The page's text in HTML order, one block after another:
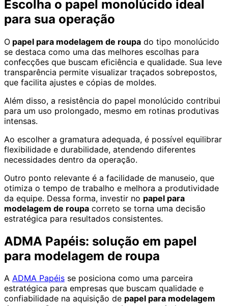
Escolha o papel monolúcido ideal
para sua operação
O papel para modelagem de roupa do tipo monolúcido
se destaca como uma das melhores escolhas para
confecções que buscam eficiência e qualidade. Sua leve
transparência permite visualizar traçados sobrepostos,
que facilita ajustes e cópias de moldes.
Além disso, a resistência do papel monolúcido contribui
para um uso prolongado, mesmo em rotinas produtivas
intensas.
Ao escolher a gramatura adequada, é possível equilibrar
flexibilidade e durabilidade, atendendo diferentes
necessidades dentro da operação.
Outro ponto relevante é a facilidade de manuseio, que
otimiza o tempo de trabalho e melhora a produtividade
da equipe. Dessa forma, investir no papel para
modelagem de roupa correto se torna uma decisão
estratégica para resultados consistentes.
ADMA Papéis: solução em papel
para modelagem de roupa
A ADMA Papéis se posiciona como uma parceira
estratégica para empresas que buscam qualidade e
confiabilidade na aquisição de papel para modelagem